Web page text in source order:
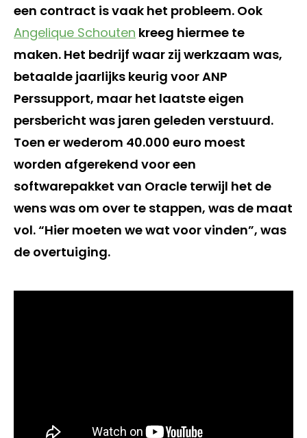
een contract is vaak het probleem. Ook
Angelique Schouten kreeg hiermee te
maken. Het bedrijf waar zij werkzaam was,
betaalde jaarlijks keurig voor ANP
Perssupport, maar het laatste eigen
persbericht was jaren geleden verstuurd.
Toen er wederom 40.000 euro moest
worden afgerekend voor een
softwarepakket van Oracle terwijl het de
wens was om over te stappen, was de maat
vol. “Hier moeten we wat voor vinden”, was
de overtuiging.